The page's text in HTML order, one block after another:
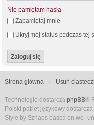
Nie pamiętam hasła
Zapamiętaj mnie
Ukryj mój status podczas tej
Strona główna Usuń
Technologię dostarcza phpBB®
Polski pakiet językowy dostarcza
Style by Sznaps based on